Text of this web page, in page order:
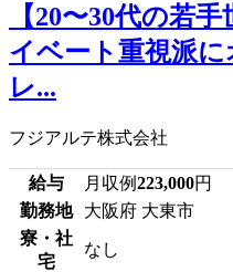
【20〜30代の若
イベート重視派
レ...
フジアルテ株式会社
給与 月収例223,000円
勤務地
大阪府 大東市
寮・社
宅
なし